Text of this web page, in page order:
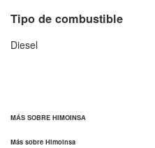
Tipo de combustible
Diesel
MÁS SOBRE HIMOINSA
Más sobre Himoinsa